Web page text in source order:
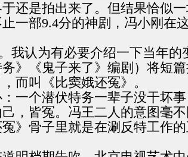
还是拍出来了。但结果恰似
一部9.4分的神剧，冯小刚在
认为有必要介绍一下当年
》《鬼子来了》编剧）将短
而叫《比窦娥还冤》。
一个潜伏特务一辈子没干坏
，皆冤。冯王二人的意图毫
》骨子里就是在涮反特工作